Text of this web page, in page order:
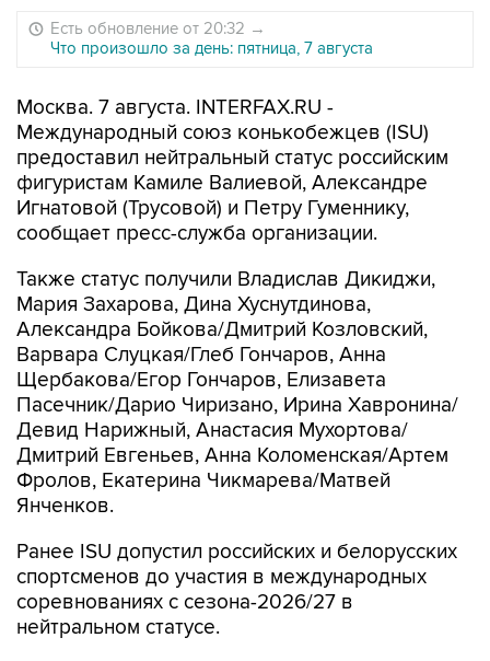
Есть обновление от 20:32 →
Что произошло за день: пятница, 7 августа
Москва. 7 августа. INTERFAX.RU -
Международный союз конькобежцев (ISU)
предоставил нейтральный статус российским
фигуристам Камиле Валиевой, Александре
Игнатовой (Трусовой) и Петру Гуменнику,
сообщает пресс-служба организации.
Также статус получили Владислав Дикиджи,
Мария Захарова, Дина Хуснутдинова,
Александра Бойкова/Дмитрий Козловский,
Варвара Слуцкая/Глеб Гончаров, Анна
Щербакова/Егор Гончаров, Елизавета
Пасечник/Дарио Чиризано, Ирина Хавронина/
Девид Нарижный, Анастасия Мухортова/
Дмитрий Евгеньев, Анна Коломенская/Артем
Фролов, Екатерина Чикмарева/Матвей
Янченков.
Ранее ISU допустил российских и белорусских
спортсменов до участия в международных
соревнованиях с сезона-2026/27 в
нейтральном статусе.